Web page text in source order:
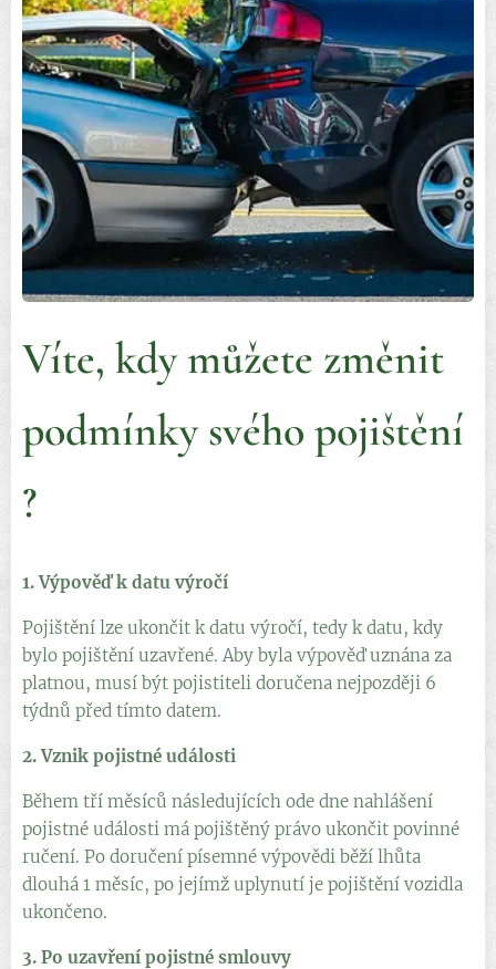
Víte, kdy můžete změnit
podmínky svého pojištění
?
1. Výpověď k datu výročí
Pojištění lze ukončit k datu výročí, tedy k datu, kdy
bylo pojištění uzavřené. Aby byla výpověď uznána za
platnou, musí být pojistiteli doručena nejpozději 6
týdnů před tímto datem.
2. Vznik pojistné události
Během tří měsíců následujících ode dne nahlášení
pojistné události má pojištěný právo ukončit povinné
ručení. Po doručení písemné výpovědi běží lhůta
dlouhá 1 měsíc, po jejímž uplynutí je pojištění vozidla
ukončeno.
3. Po uzavření pojistné smlouvy